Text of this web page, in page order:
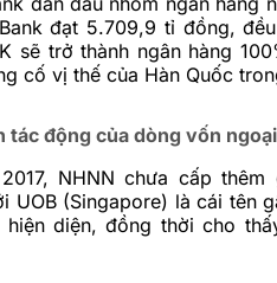
đạt 5.709,9 tỉ đồng,
sẽ trở thành ngân hàng
cố vị thế của Hàn Quốc
tác động của dòng vốn
NHNN chưa cấp
UOB (Singapore) là cái tên
hiện diện, đồng thời cho